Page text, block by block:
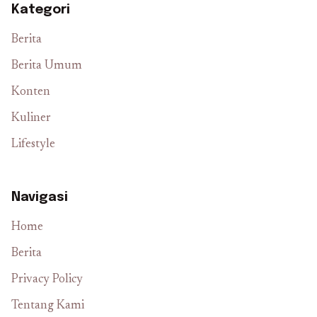
Kategori
Berita
Berita Umum
Konten
Kuliner
Lifestyle
Navigasi
Home
Berita
Privacy Policy
Tentang Kami